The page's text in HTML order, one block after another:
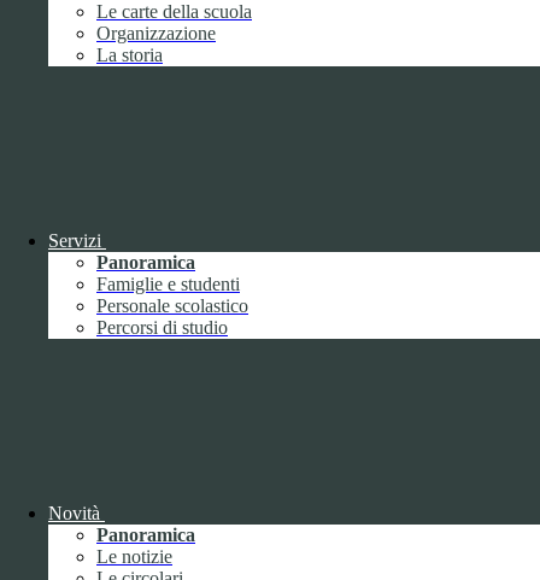
Le carte della scuola
Organizzazione
La storia
Servizi
Panoramica
Famiglie e studenti
Personale scolastico
Percorsi di studio
Novità
Panoramica
Le notizie
2020
Gennaio
Febbraio
Novembre
Dicembre1
Marzo
Aprile
Maggio